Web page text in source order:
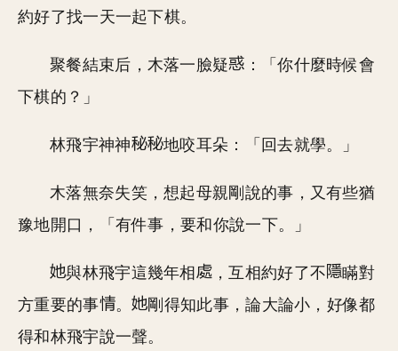
約好了找一天一起下棋。
聚餐結束后，木落一臉疑
：「你什麼時候會
下棋的？」
林飛宇神神 地咬耳朵：「回去就學。」
木落無奈失笑，想起母親剛說的事，又有些猶
豫地開口，「有件事，要和你說一下。」
與林飛宇這幾年相 ，互相約好了不
瞞對
方重要的事
。
剛得知此事，論大論小，好像都
得和林飛宇說一聲。